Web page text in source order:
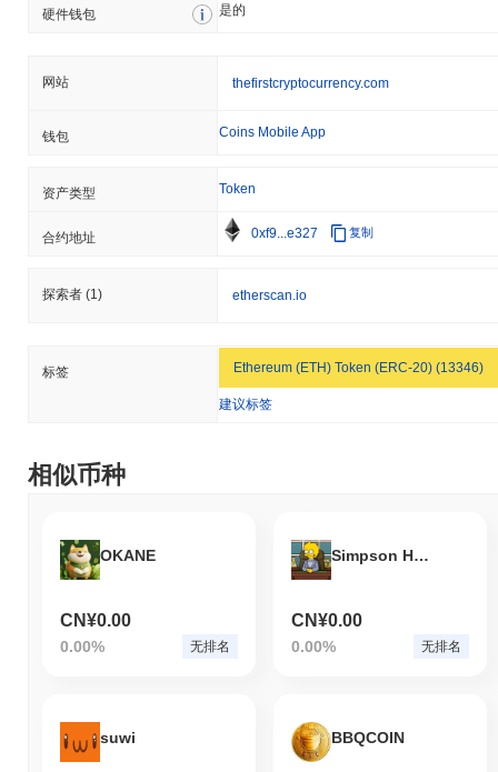
硬件钱包 是的
网站 thefirstcryptocurrency.com
钱包 Coins Mobile App
资产类型 Token
合约地址 0xf9...e327 复制
探索者 (1) etherscan.io
标签 Ethereum (ETH) Token (ERC-20) (13346)
建议标签
相似币种
OKANE
CN¥0.00
0.00% 无排名
Simpson Harris (SOL)
CN¥0.00
0.00% 无排名
suwi BBQCOIN